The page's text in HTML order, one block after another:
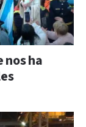
nos ha